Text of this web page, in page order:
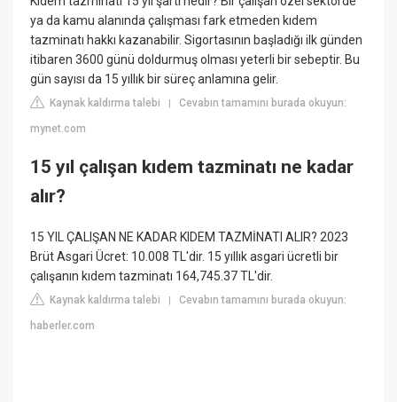
ya da kamu alanında çalışması fark etmeden kıdem
tazminatı hakkı kazanabilir. Sigortasının başladığı ilk günden
itibaren 3600 günü doldurmuş olması yeterli bir sebeptir. Bu
gün sayısı da 15 yıllık bir süreç anlamına gelir.
Kaynak kaldırma talebi |Cevabın tamamını burada okuyun:
mynet.com
15 yıl çalışan kıdem tazminatı ne kadar
alır?
15 YIL ÇALIŞAN NE KADAR KIDEM TAZMİNATI ALIR? 2023
Brüt Asgari Ücret: 10.008 TL'dir. 15 yıllık asgari ücretli bir
çalışanın kıdem tazminatı 164,745.37 TL'dir.
Kaynak kaldırma talebi |Cevabın tamamını burada okuyun:
haberler.com